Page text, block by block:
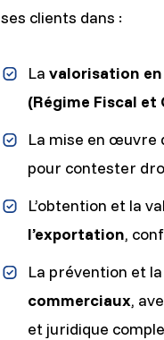
ses clients dans :
La valorisation
(Régime Fiscal
La mise en œuvre
pour contester
L’obtention et la
l’exportation,
La prévention et
commerciaux,
et juridique